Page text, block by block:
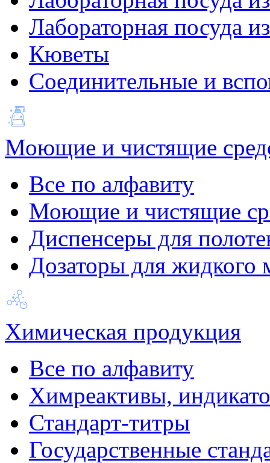
Лабораторная посуда
Кюветы
Соединительные и
Моющие и чистящие
Все по алфавиту
Моющие и чистящие
Диспенсеры для
Дозаторы для жидкого
Химическая продукция
Все по алфавиту
Химреактивы,
Стандарт-титры
Государственные